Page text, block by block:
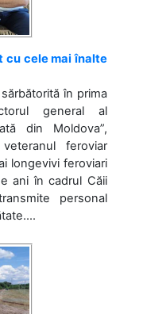
cu cele mai înalte
în prima
general al
din Moldova”,
feroviar
longevivi feroviari
ani în cadrul Căii
personal